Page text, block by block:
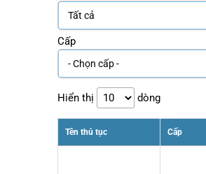
Cấp
Hiển thị dòng
Tên thủ tục Cấp